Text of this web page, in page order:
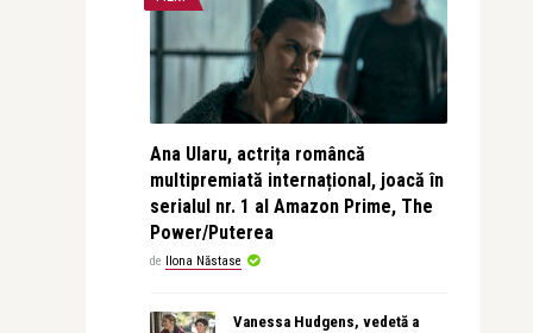
Ana Ularu, actrița româncă
multipremiată internațional, joacă în
serialul nr. 1 al Amazon Prime, The
Power/Puterea
de Ilona Năstase
Vanessa Hudgens, vedetă a